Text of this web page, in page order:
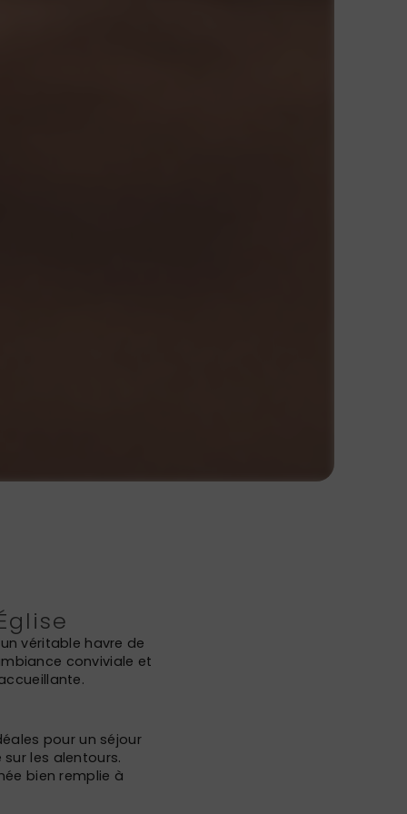
véritable havre de
conviviale et
pour un séjour
les alentours.
bien remplie à